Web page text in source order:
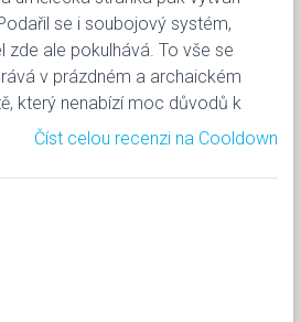
se i soubojový systém,
zde ale pokulhává. To vše se
v prázdném a archaickém
který nenabízí moc důvodů k
Číst celou recenzi na Cooldown